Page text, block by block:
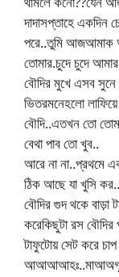
দাদাসপ্তাহে একদিন
পরে..তুমি আজআমাক
তোমার.চুদে চুদে
বৌদির মুখে এসব সুনে
ভিতরমনেহলো
বৌদি..এতখন তো
বেথা পাব তো খুব..
আরে না না..প্রথমে
ঠিক আছে যা খুসি কর..
বৌদির গুদ থকে
করেকিছুটা রস বৌদির
টাফুটোয় সেট করে